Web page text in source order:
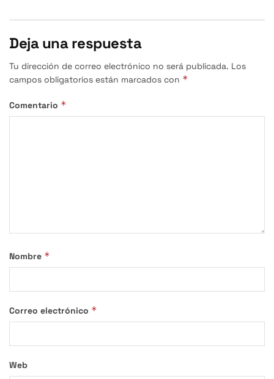
Deja una respuesta
Tu dirección de correo electrónico no será publicada. Los
campos obligatorios están marcados con *
Comentario *
Nombre *
Correo electrónico *
Web